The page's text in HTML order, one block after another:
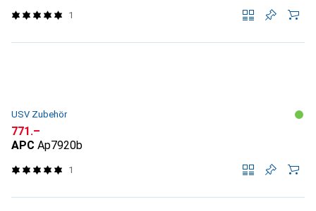
1
USV Zubehör
CHF
771.–
APC Ap7920b
1